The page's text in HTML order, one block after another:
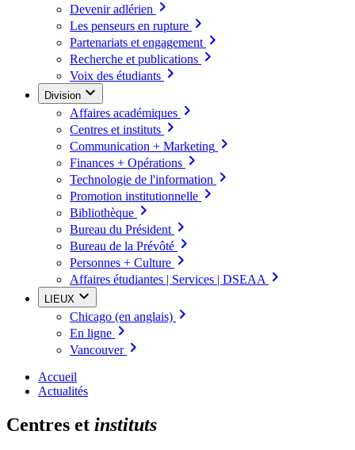
Devenir adlérien
Les penseurs en rupture
Partenariats et engagement
Recherche et publications
Voix des étudiants
Division
Affaires académiques
Centres et instituts
Communication + Marketing
Finances + Opérations
Technologie de l'information
Promotion institutionnelle
Bibliothèque
Bureau du Président
Bureau de la Prévôté
Personnes + Culture
Affaires étudiantes | Services | DSEAA
LIEUX
Chicago (en anglais)
En ligne
Vancouver
Accueil
Actualités
Centres et instituts